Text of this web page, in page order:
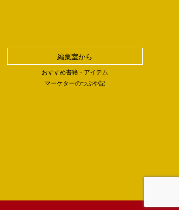
編集室から
おすすめ書籍・アイテム
マーケターのつぶや記